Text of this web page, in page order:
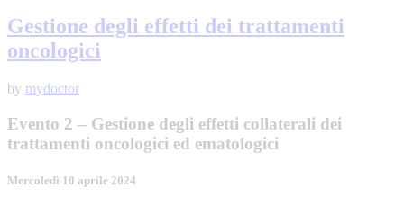
Gestione degli effetti dei trattamenti
oncologici
by mydoctor
Evento 2 – Gestione degli effetti collaterali dei
trattamenti oncologici ed ematologici
Mercoledì 10 aprile 2024